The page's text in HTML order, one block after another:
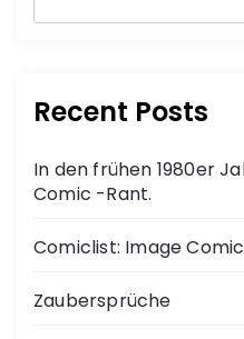
Recent Posts
In den frühen 1980er
Comic -Rant.
Comiclist: Image
Zaubersprüche